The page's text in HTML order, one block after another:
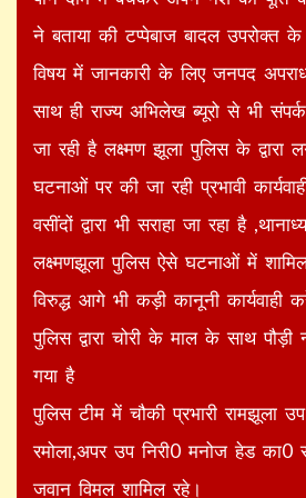
ने बताया की टप्पेबाज बादल उपरोक्त
विषय में जानकारी के लिए जनपद
साथ ही राज्य अभिलेख ब्यूरो से भी
जा रही है लक्ष्मण झूला पुलिस के द्वारा
घटनाओं पर की जा रही प्रभावी
वसींदों द्वारा भी सराहा जा रहा है
लक्ष्मणझूला पुलिस ऐसे घटनाओं में
विरुद्ध आगे भी कड़ी कानूनी
पुलिस द्वारा चोरी के माल के साथ पौड़ी
गया है
पुलिस टीम में चौकी प्रभारी रामझूला
रमोला,अपर उप निरी0 मनोज हेड का0
जवान विमल शामिल रहे।